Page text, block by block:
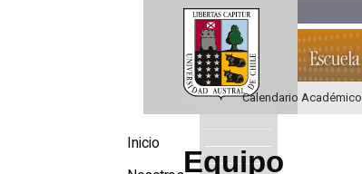
Calendario Académico
Inicio
Equipo